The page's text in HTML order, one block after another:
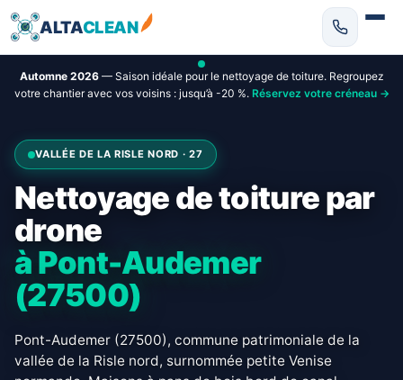
ALTACLEAN
Automne 2026— Saison idéale pour le nettoyage de toiture. Regroupez
votre chantier avec vos voisins : jusqu’à -20 %. Réservez votre créneau →
VALLÉE DE LA RISLE NORD · 27
Nettoyage de toiture par
drone
à Pont-Audemer
(27500)
Pont-Audemer (27500), commune patrimoniale de la
vallée de la Risle nord, surnommée petite Venise